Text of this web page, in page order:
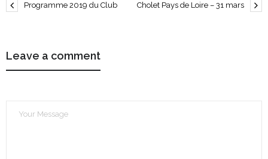
Programme 2019 du Club Cholet Pays de Loire – 31 mars
Leave a comment